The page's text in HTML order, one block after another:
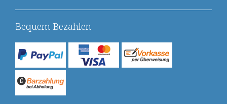
Bequem Bezahlen